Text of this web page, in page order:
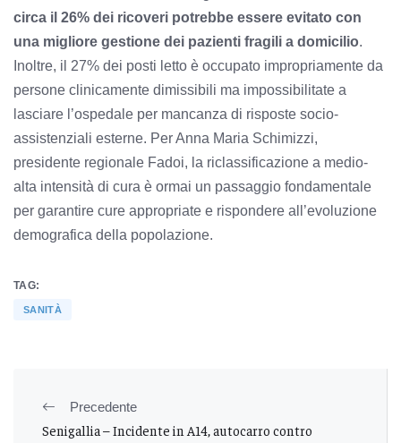
circa il 26% dei ricoveri potrebbe essere evitato con
una migliore gestione dei pazienti fragili a domicilio.
Inoltre, il 27% dei posti letto è occupato impropriamente da
persone clinicamente dimissibili ma impossibilitate a
lasciare l’ospedale per mancanza di risposte socio-
assistenziali esterne. Per Anna Maria Schimizzi,
presidente regionale Fadoi, la riclassificazione a medio-
alta intensità di cura è ormai un passaggio fondamentale
per garantire cure appropriate e rispondere all’evoluzione
demografica della popolazione.
TAG:
SANITÀ
Precedente
Senigallia – Incidente in A14, autocarro contro